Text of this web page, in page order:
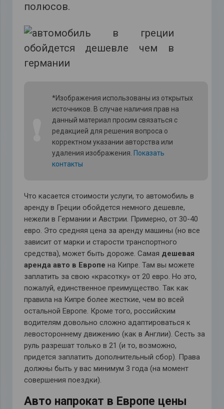
полюсов.
*Изображения использованы из открытых
источников. В случае наличия прав на
данный материал просим связаться с
редакцией для решения вопроса о
корректном указании авторства или
удаления изображения. Показать
контакты
Что касается стоимости услуги, то автомобиль в
аренду в Греции обойдется немного дешевле,
нежели в Германии и Австрии. Примерно, от 30-40
евро. Это средняя цена за аренду машины (но все
зависит от марки и старости транспортного
средства), может быть дороже. Самая дешевая
аренда авто в Европе на Кипре. Там вы можете
заплатить за свою «красотку» от 20 евро. Но это,
пожалуй, единственное преимущество. Так как
правила на Кипре более жесткие, чем во всей
остальной Европе. Кроме того, российским
водителям довольно сложно адаптироваться к
левостороннему движению (как в Англии). Сесть за
руль разрешат только в 21 (и то, возможно,
придется заплатить дополнительный сбор). Права
должны быть у вас минимум 3 года (на момент
совершения поездки).
Авто напрокат в Европе цены